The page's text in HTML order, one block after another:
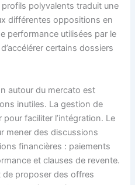
polyvalents traduit une
différentes oppositions en
performance utilisées par le
certains dossiers
autour du mercato est
inutiles. La gestion de
pour faciliter l’intégration. Le
mener des discussions
financières : paiements
et clauses de revente.
proposer des offres